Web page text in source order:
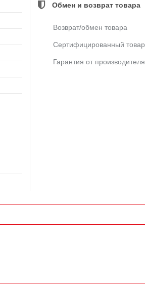
Обмен и возврат товара
Возврат/обмен товара
Сертифицированный товар
Гарантия от производителя